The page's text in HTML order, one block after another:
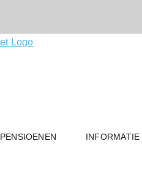
PENSIOENEN INFORMATIE